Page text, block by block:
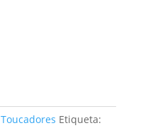
Toucadores Etiqueta: